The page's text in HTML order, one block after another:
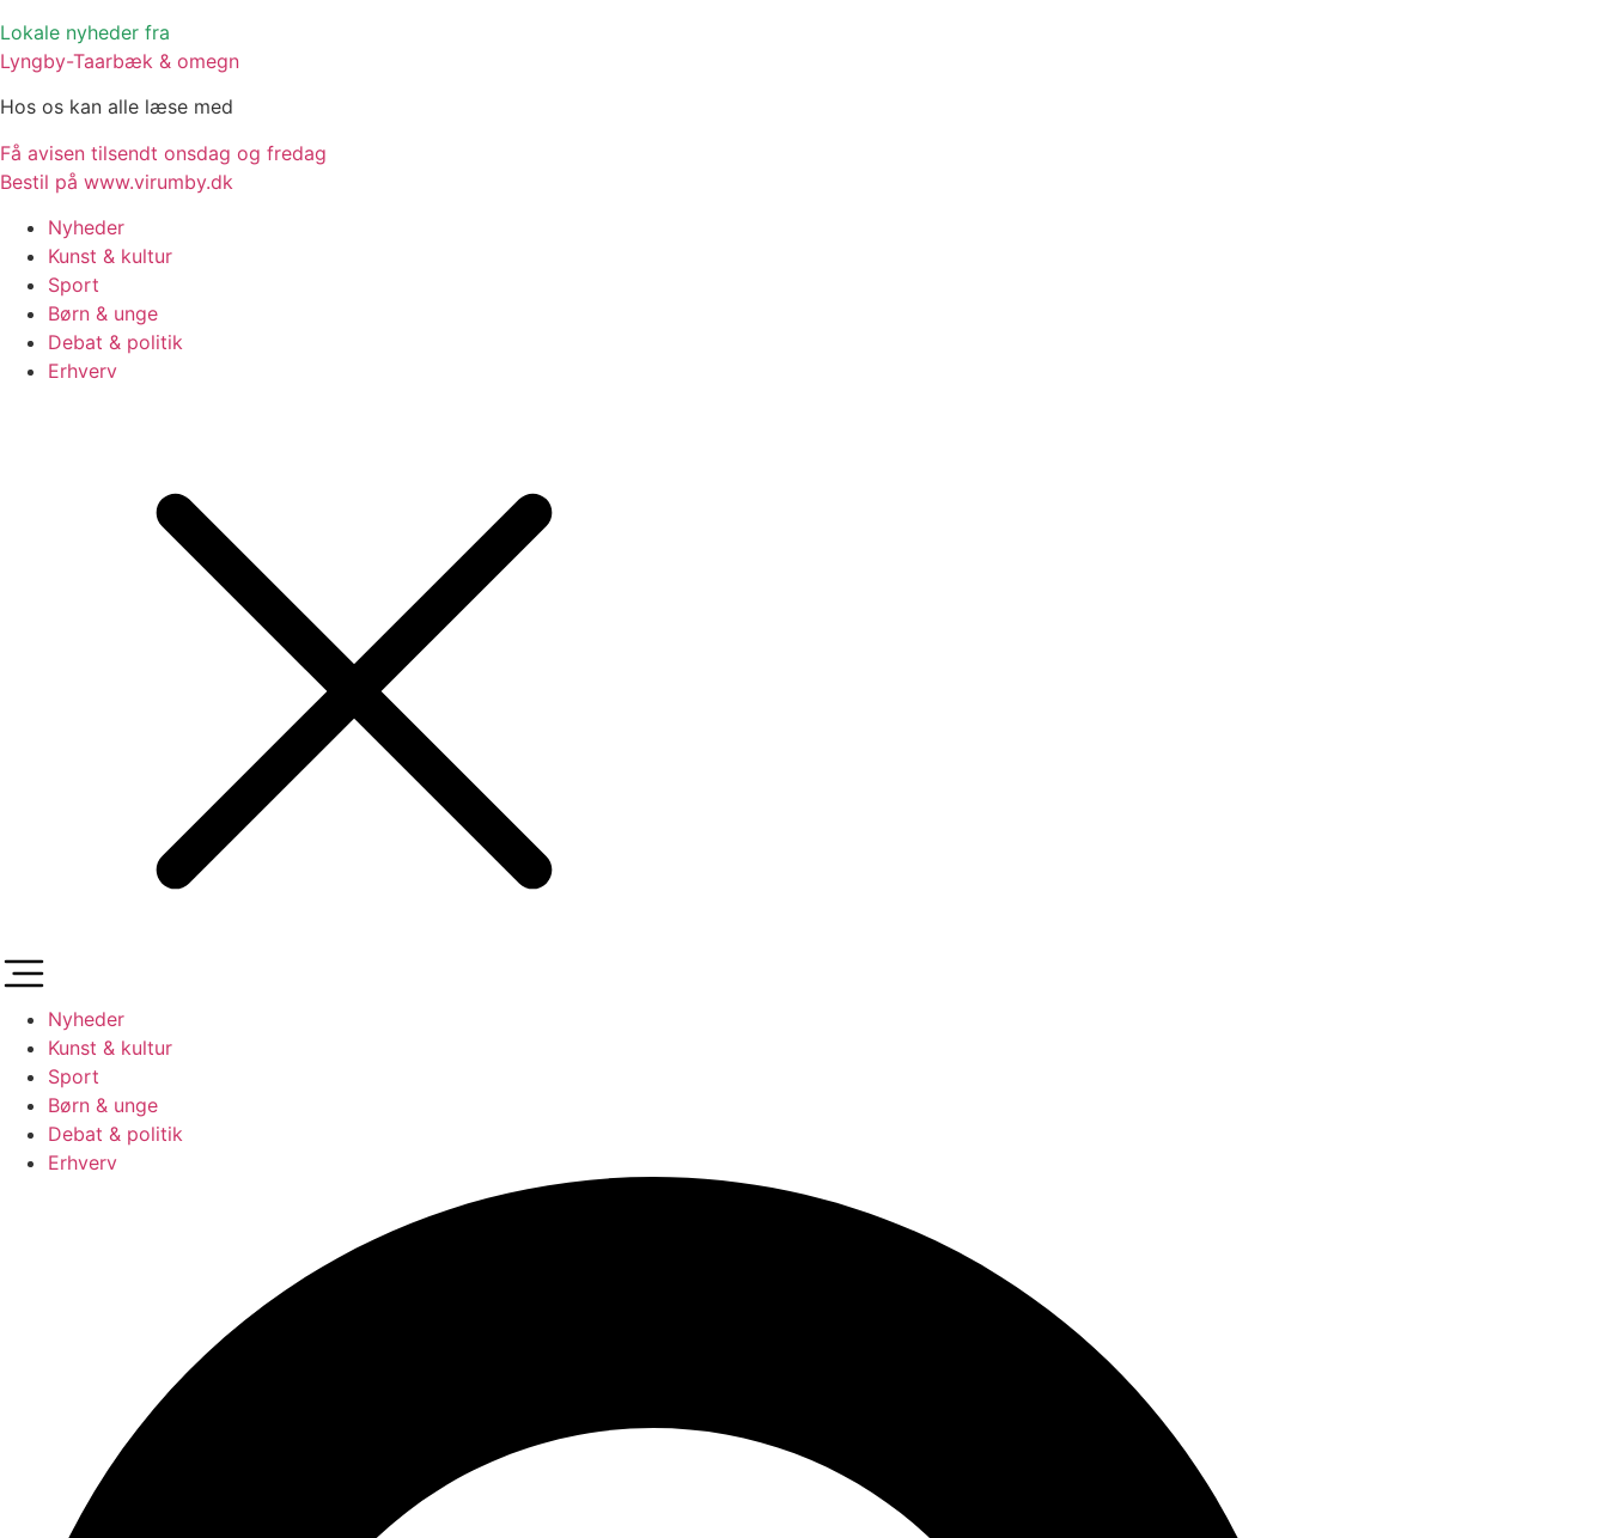
Lokale nyheder fra
Lyngby-Taarbæk & omegn
Hos os kan alle læse med
Få avisen tilsendt onsdag og fredag
Bestil på www.virumby.dk
Nyheder
Kunst & kultur
Sport
Børn & unge
Debat & politik
Erhverv
Nyheder
Kunst & kultur
Sport
Børn & unge
Debat & politik
Erhverv